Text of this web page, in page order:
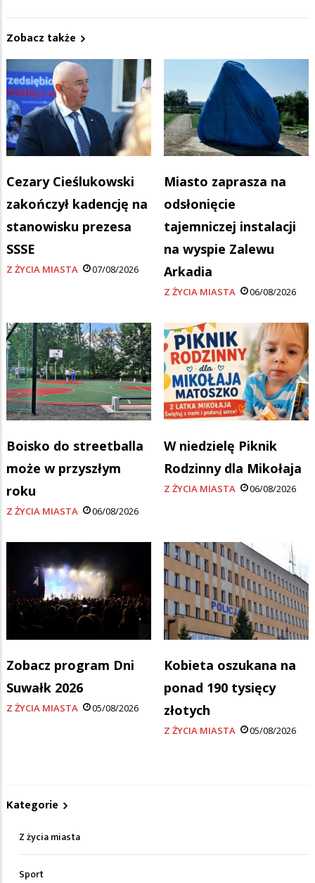
Zobacz także
Cezary Cieślukowski
zakończył kadencję na
stanowisku prezesa
SSSE
Z ŻYCIA MIASTA 07/08/2026
Miasto zaprasza na
odsłonięcie
tajemniczej instalacji
na wyspie Zalewu
Arkadia
Z ŻYCIA MIASTA 06/08/2026
Boisko do streetballa
może w przyszłym
roku
Z ŻYCIA MIASTA 06/08/2026
W niedzielę Piknik
Rodzinny dla Mikołaja
Z ŻYCIA MIASTA 06/08/2026
Zobacz program Dni
Suwałk 2026
Z ŻYCIA MIASTA 05/08/2026
Kobieta oszukana na
ponad 190 tysięcy
złotych
Z ŻYCIA MIASTA 05/08/2026
Kategorie
Z życia miasta
Sport